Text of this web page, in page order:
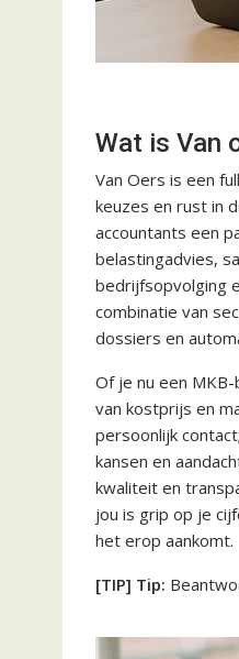
Wat is Van
Van Oers is een
keuzes en rust in
accountants een
belastingadvies,
bedrijfsopvolging
combinatie van
dossiers en
Of je nu een
van kostprijs en
persoonlijk
kansen en
kwaliteit en
jou is grip op je
het erop aankomt.
[TIP] Tip: